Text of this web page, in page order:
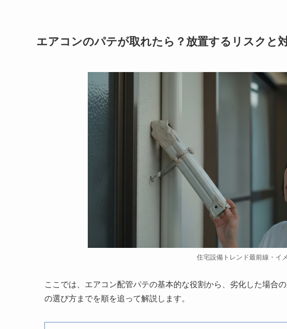
エアコンのパテが取れたら？放置するリスクと
住宅設備トレンド最前線・イ
ここでは、エアコン配管パテの基本的な役割から、劣化した場合
の選び方までを順を追って解説します。